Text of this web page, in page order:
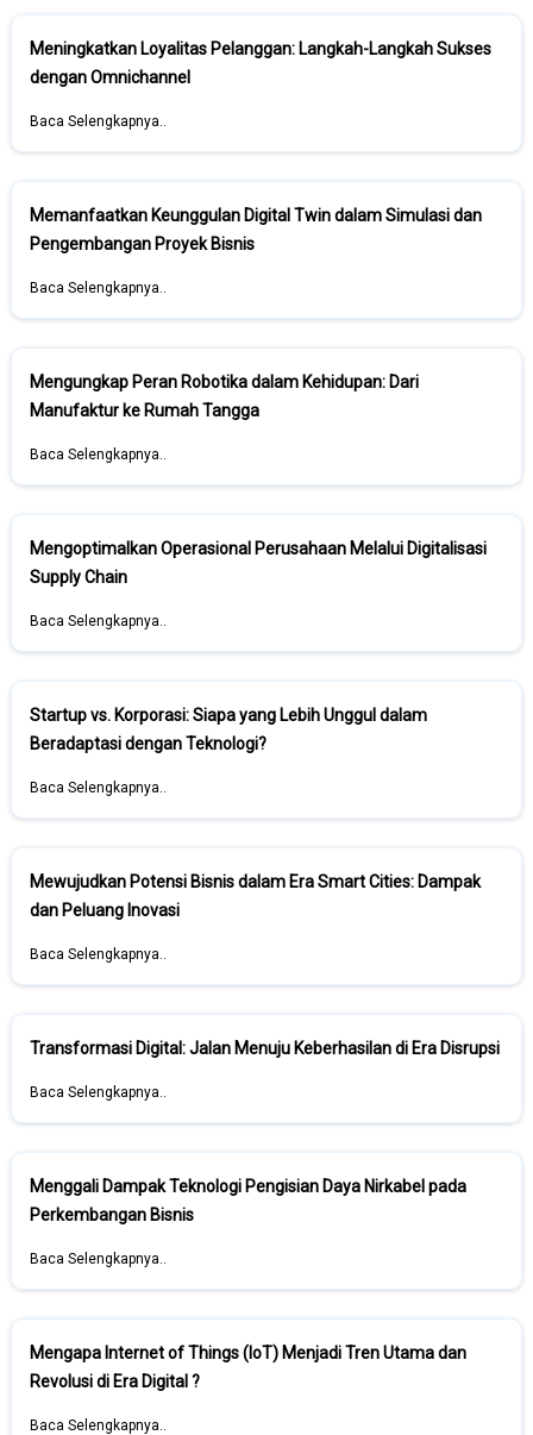
Meningkatkan Loyalitas Pelanggan: Langkah-Langkah Sukses
dengan Omnichannel
Baca Selengkapnya..
Memanfaatkan Keunggulan Digital Twin dalam Simulasi dan
Pengembangan Proyek Bisnis
Baca Selengkapnya..
Mengungkap Peran Robotika dalam Kehidupan: Dari
Manufaktur ke Rumah Tangga
Baca Selengkapnya..
Mengoptimalkan Operasional Perusahaan Melalui Digitalisasi
Supply Chain
Baca Selengkapnya..
Startup vs. Korporasi: Siapa yang Lebih Unggul dalam
Beradaptasi dengan Teknologi?
Baca Selengkapnya..
Mewujudkan Potensi Bisnis dalam Era Smart Cities: Dampak
dan Peluang Inovasi
Baca Selengkapnya..
Transformasi Digital: Jalan Menuju Keberhasilan di Era Disrupsi
Baca Selengkapnya..
Menggali Dampak Teknologi Pengisian Daya Nirkabel pada
Perkembangan Bisnis
Baca Selengkapnya..
Mengapa Internet of Things (IoT) Menjadi Tren Utama dan
Revolusi di Era Digital ?
Baca Selengkapnya..